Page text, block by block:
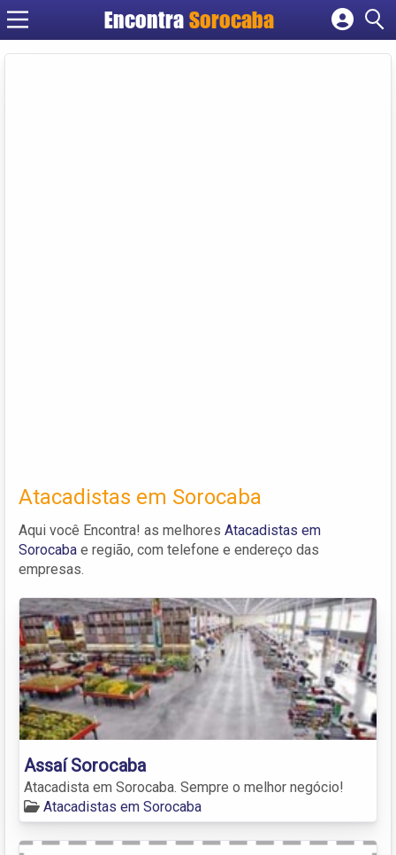
EncontraSorocaba
Cadastrar empresa
Atacadistas em Sorocaba
Aqui você Encontra! as melhores Atacadistas em
Sorocaba e região, com telefone e endereço das
empresas.
Assaí Sorocaba
Atacadista em Sorocaba. Sempre o melhor negócio!
Atacadistas em Sorocaba